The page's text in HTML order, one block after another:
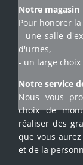
Notre magasin
Pour honorer
- une salle
d'urnes,
- un large
Notre service
Nous vous
choix de
réaliser des
que vous
et de la